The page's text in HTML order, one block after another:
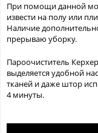
При помощи данной
извести на полу или
Наличие
прерываю уборку.
Пароочиститель
выделяется удобной
тканей и даже штор
4 минуты.